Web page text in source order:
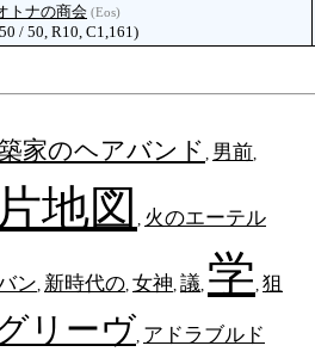
トナの商会 (Eos)
/ 50, R10, C1,161)
家のヘアバンド 男前
地図 火のエーテル
ン 新時代の 女神 議 学 狙
リーヴ アドラブルド